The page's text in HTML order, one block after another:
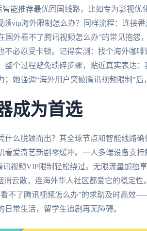
智能推荐最优回国线路，比如专为影视优
频vip海外限制怎么办？同样流程：连接
国外看不了腾讯视频怎么办”的常见抱怨
不必忍受卡顿。记得实测：找个海外咖
整个过程避免琐碎步骤，贴近真实表达
她强调“海外用户突破腾讯视频限制”后
成为首选
什么脱颖而出？其全球节点和智能线路
爱奇艺新剧零缓冲。一人多端设备支持
视频VIP限制轻松绕过。无限流量加独
消云散，连海外华人社区都爱它的稳定
不了腾讯视频怎么办”的求助及时高效
常生活，留学生追剧再无障碍。